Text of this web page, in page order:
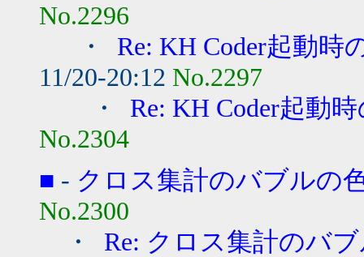
No.2296
・ Re: KH Coder起動時
11/20-20:12 No.2297
・ Re: KH Coder起動
No.2304
■ - クロス集計のバブルの
No.2300
・ Re: クロス集計のバ